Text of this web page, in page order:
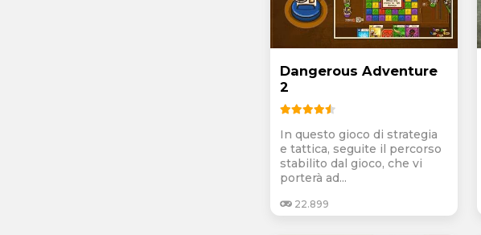
Dangerous Adventure
2
In questo gioco di strategia
e tattica, seguite il percorso
stabilito dal gioco, che vi
porterà ad...
22.899